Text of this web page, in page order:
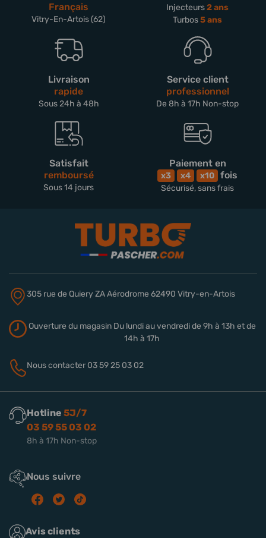
Français
Vitry-En-Artois (62)
Injecteurs2 ans
Turbos5 ans
Livraison
rapide
Sous 24h à 48h
Service client
professionnel
De 8h à 17h Non-stop
Satisfait
remboursé
Sous 14 jours
Paiement en
x3 x4 x10 fois
Sécurisé, sans frais
305 rue de QuieryZA Aérodrome 62490 Vitry-en-Artois
Ouverture du magasinDu lundi au vendredi de 9h à 13h et de
14h à 17h
Nous contacter 03 59 25 03 02
Hotline 5J/7
03 59 55 03 02
8h à 17h Non-stop
Nous suivre
Avis clients